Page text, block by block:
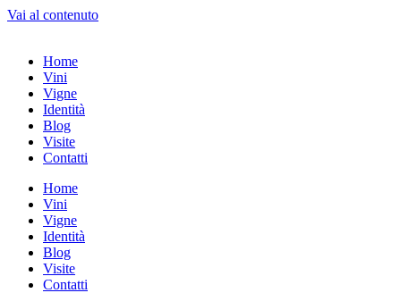
Vai al contenuto
Home
Vini
Vigne
Identità
Blog
Visite
Contatti
Home
Vini
Vigne
Identità
Blog
Visite
Contatti